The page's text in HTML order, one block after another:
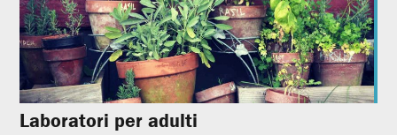
Laboratori per adulti